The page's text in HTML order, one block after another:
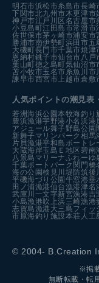
明石市 浜松市糸島市長崎
下関市 北九州市木更津市
神戸市江戸川区 名古屋市
小豆島町江田島市 常滑市
佐世保市茅ヶ崎市浦安市
勝浦市 南伊勢町浜田市五
大磯町長門市千葉市 焼津
恩納村 銚子市仙台市 八戸
葉山町 徳之島町 気仙沼市
苫小牧市 玉名市糸魚川市
人気ポイントの潮見表
若洲海浜公園本牧海釣り
豊浜漁港宇野港小名浜港
アジュール舞子 野島公園
新舞子マリンパーク 相馬
片貝漁港平和島ボートレ
大蔵海岸 玉島Ｅ地区碧南
八景島マリーナ ふれーゆ
千葉ポートパーク関門橋
海の公園検見川堤防筑後
平磯海づり公園 牛窓港垂
田ノ浦漁港 仙台漁港津名
武庫川一文字新宮漁港吉
小島漁港吹上浜三崎漁港
志賀島漁港 大三島フィッ
※掲